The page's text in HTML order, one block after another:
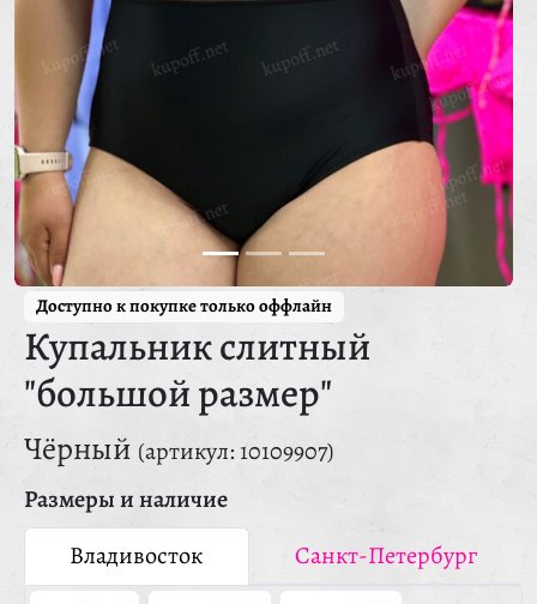
Доступно к покупке только оффлайн
Купальник слитный
"большой размер"
Чёрный (артикул: 10109907)
Размеры и наличие
Владивосток
Санкт-Петербург